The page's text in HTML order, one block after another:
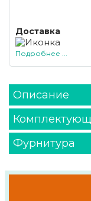
Доставка
Подробнее ...
Описание
Фурнитура